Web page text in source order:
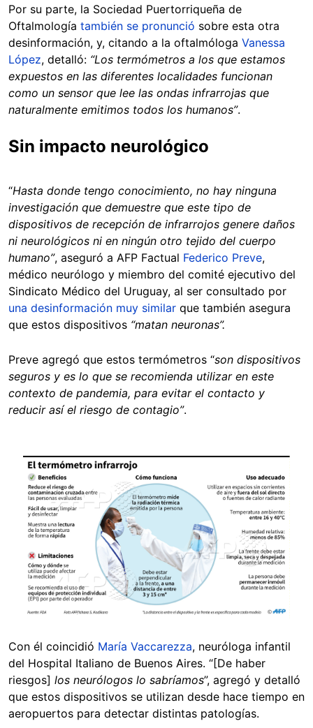
Por su parte, la Sociedad Puertorriqueña de
Oftalmología también se pronunció sobre esta otra
desinformación, y, citando a la oftalmóloga Vanessa
López, detalló: “Los termómetros a los que estamos
expuestos en las diferentes localidades funcionan
como un sensor que lee las ondas infrarrojas que
naturalmente emitimos todos los humanos”.
Sin impacto neurológico
“Hasta donde tengo conocimiento, no hay ninguna
investigación que demuestre que este tipo de
dispositivos de recepción de infrarrojos genere daños
ni neurológicos ni en ningún otro tejido del cuerpo
humano”, aseguró a AFP Factual Federico Preve,
médico neurólogo y miembro del comité ejecutivo del
Sindicato Médico del Uruguay, al ser consultado por
una desinformación muy similar que también asegura
que estos dispositivos “matan neuronas”.
Preve agregó que estos termómetros “son dispositivos
seguros y es lo que se recomienda utilizar en este
contexto de pandemia, para evitar el contacto y
reducir así el riesgo de contagio”.
Image
Con él coincidió María Vaccarezza, neuróloga infantil
del Hospital Italiano de Buenos Aires. “[De haber
riesgos] los neurólogos lo sabríamos”, agregó y detalló
que estos dispositivos se utilizan desde hace tiempo en
aeropuertos para detectar distintas patologías.